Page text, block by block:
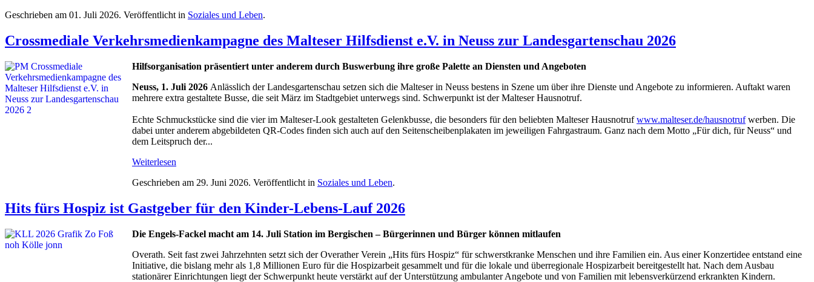
Geschrieben am 01. Juli 2026. Veröffentlicht in Soziales und Leben.
Crossmediale Verkehrsmedienkampagne des Malteser Hilfsdienst e.V. in Neuss zur Landesgartenschau 2026
Hilfsorganisation präsentiert unter anderem durch Buswerbung ihre große Palette an Diensten und Angeboten
Neuss, 1. Juli 2026 Anlässlich der Landesgartenschau setzen sich die Malteser in Neuss bestens in Szene um über ihre Dienste und Angebote zu informieren. Auftakt waren
mehrere extra gestaltete Busse, die seit März im Stadtgebiet unterwegs sind. Schwerpunkt ist der Malteser Hausnotruf.
Echte Schmuckstücke sind die vier im Malteser-Look gestalteten Gelenkbusse, die besonders für den beliebten Malteser Hausnotrufwww.malteser.de/hausnotrufwerben. Die
dabei unter anderem abgebildeten QR-Codes finden sich auch auf den Seitenscheibenplakaten im jeweiligen Fahrgastraum. Ganz nach dem Motto „Für dich, für Neuss“ und
dem Leitspruch der...
Weiterlesen
Geschrieben am 29. Juni 2026. Veröffentlicht in Soziales und Leben.
Hits fürs Hospiz ist Gastgeber für den Kinder-Lebens-Lauf 2026
Die Engels-Fackel macht am 14. Juli Station im Bergischen – Bürgerinnen und Bürger können mitlaufen
Overath. Seit fast zwei Jahrzehnten setzt sich der Overather Verein „Hits fürs Hospiz“ für schwerstkranke Menschen und ihre Familien ein. Aus einer Konzertidee entstand eine
Initiative, die bislang mehr als 1,8 Millionen Euro für die Hospizarbeit gesammelt und für die lokale und überregionale Hospizarbeit bereitgestellt hat. Nach dem Ausbau
stationärer Einrichtungen liegt der Schwerpunkt heute verstärkt auf der Unterstützung ambulanter Angebote und von Familien mit lebensverkürzend erkrankten Kindern.